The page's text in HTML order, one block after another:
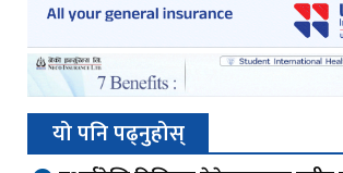
यो पनि पढ्नुहोस्